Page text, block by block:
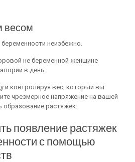
весом
неизбежно.
не беременной женщине
в день.
и контролируя вес, который вы
чрезмерное напряжение на вашей
растяжек.
появление растяжек
с помощью